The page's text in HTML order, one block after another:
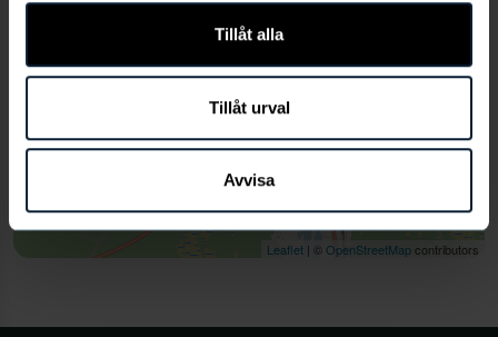
Tillåt alla
Tillåt urval
Avvisa
Leaflet | ©OpenStreetMap contributors